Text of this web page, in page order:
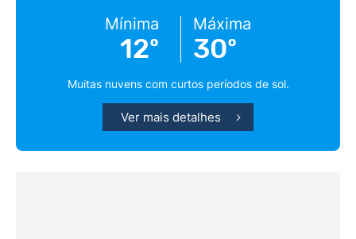
Mínima
12º
Máxima
30º
Muitas nuvens com curtos períodos de sol.
Ver mais detalhes